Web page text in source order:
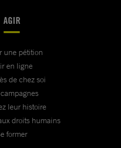
AGIR
une pétition
en ligne
de chez soi
leur histoire
droits humains
former